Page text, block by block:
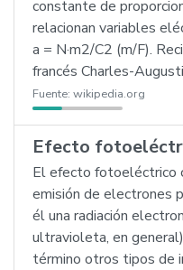
constante de
relacionan variables
a = N·m2/C2 (m/F).
francés Charles-
Fuente: wikipedia.org
Efecto
El efecto fotoeléctrico
emisión de electrones
él una radiación
ultravioleta, en
término otros tipos de